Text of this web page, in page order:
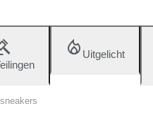
Uitgelicht